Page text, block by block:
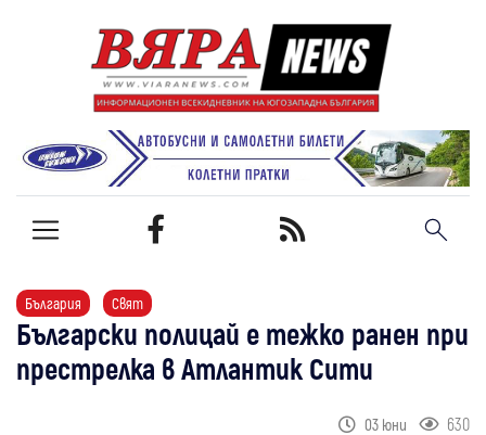
България Свят
Български полицай е тежко ранен при
престрелка в Атлантик Сити
03 юни 630